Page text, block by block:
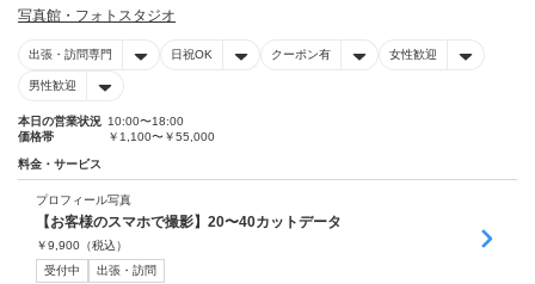
写真館・フォトスタジオ
出張・訪問専門 日祝OK クーポン有 女性歓迎
男性歓迎
本日の営業状況 10:00〜18:00
価格帯
￥1,100〜￥55,000
料金・サービス
プロフィール写真
【お客様のスマホで撮影】20〜40カットデータ
￥9,900 （税込）
受付中
出張・訪問